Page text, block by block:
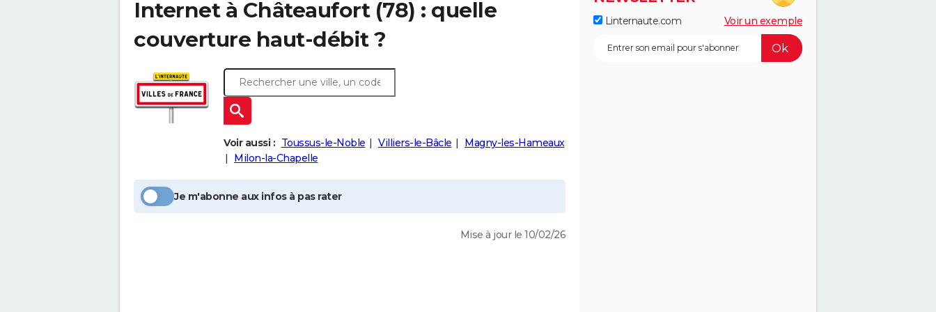
Internet à Châteaufort(78) : quelle
couverture haut-débit ?
Voir aussi : Toussus-le-Noble Villiers-le-Bâcle
Magny-les-Hameaux
Milon-la-Chapelle
Je m'abonne aux infos à pas rater
Mise à jour le 10/02/26
Linternaute.com Voir un exemple